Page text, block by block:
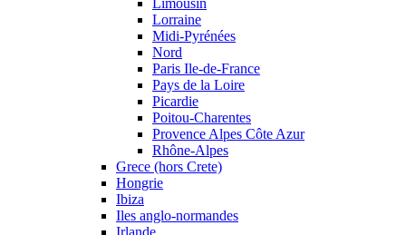
Limousin
Lorraine
Midi-Pyrénées
Nord
Paris Ile-de-France
Pays de la Loire
Picardie
Poitou-Charentes
Provence Alpes Côte Azur
Rhône-Alpes
Grece (hors Crete)
Hongrie
Ibiza
Iles anglo-normandes
Irlande